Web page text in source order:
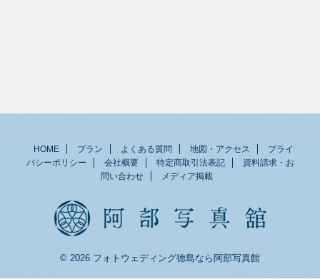
HOME プラン よくある質問 地図・アクセス
プライ
バシーポリシー
会社概要 特定商取引法表記
資料請求・お
問い合わせ
メディア掲載
© 2026 フォトウェディング徳島なら阿部写真館